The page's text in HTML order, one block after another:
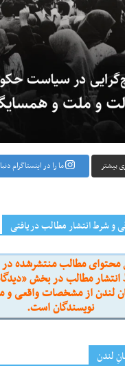
بیشتر ما را در اینستاگرام
شرط انتشار مطالب دریافتی
مطالب منتشرشده در
مطالب در بخش
لندن از مشخصات واقعی و
نویسندگان است.
لندن